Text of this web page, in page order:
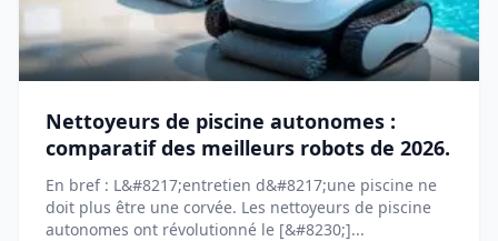
Nettoyeurs de piscine autonomes :
comparatif des meilleurs robots de 2026.
En bref : L&#8217;entretien d&#8217;une piscine ne
doit plus être une corvée. Les nettoyeurs de piscine
autonomes ont révolutionné le [&#8230;]...